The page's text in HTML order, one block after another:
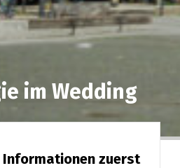
im Wedding
zuerst